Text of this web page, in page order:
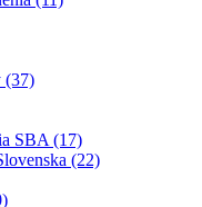
(37)
SBA (17)
(22)